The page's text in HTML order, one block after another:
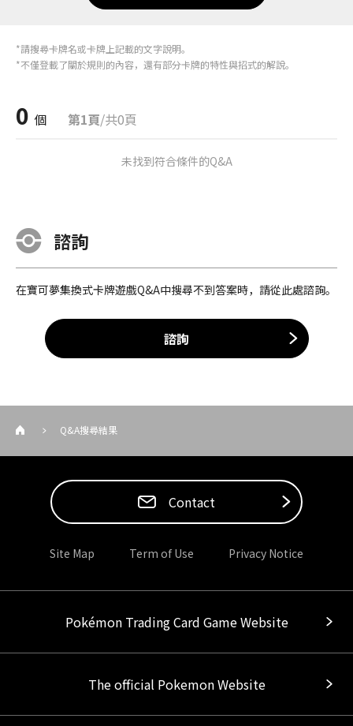
*請搜尋卡牌名或卡牌上記載的文字說明。
*不僅登載了關於規則的內容，還有部分卡牌的特性與招式的解說。
0 個 第1頁/共0頁
未找到符合條件的Q&A
諮詢
在寶可夢集換式卡牌遊戲Q&A中搜尋不到答案時，請從此處諮詢。
諮詢
Q&A搜尋結果
Contact
Site Map Term of Use Privacy Notice
Pokémon Trading Card Game Website
The official Pokemon Website